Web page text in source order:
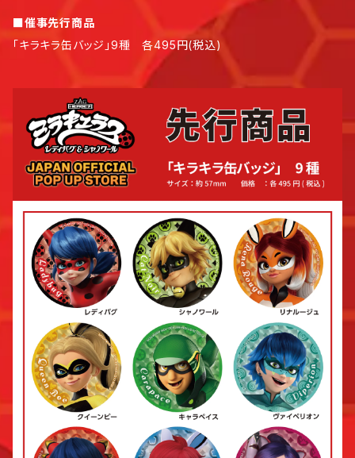
■催事先行商品
「キラキラ缶バッジ」9種 各495円(税込)